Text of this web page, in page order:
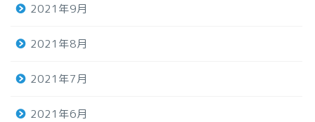
2021年9月
2021年8月
2021年7月
2021年6月